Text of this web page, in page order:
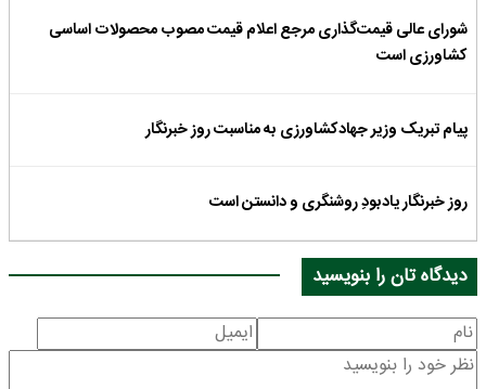
شورای عالی قیمت‌گذاری مرجع اعلام قیمت مصوب محصولات اساسی
کشاورزی است
پیام تبریک وزیر جهادکشاورزی به مناسبت روز خبرنگار
روز خبرنگار یادبودِ روشنگری و دانستن است
دیدگاه تان را بنویسید